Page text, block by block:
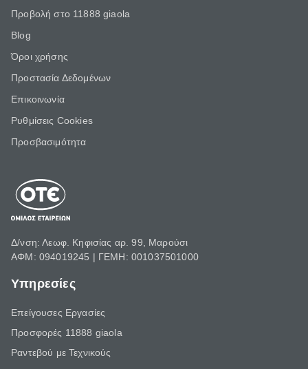
Προβολή στο 11888 giaola
Blog
Όροι χρήσης
Προστασία Δεδομένων
Επικοινωνία
Ρυθμίσεις Cookies
Προσβασιμότητα
Δ/νση: Λεωφ. Κηφισίας αρ. 99, Μαρούσι
ΑΦΜ: 094019245 | ΓΕΜΗ: 001037501000
Υπηρεσίες
Επείγουσες Εργασίες
Προσφορές 11888 giaola
Ραντεβού με Τεχνικούς